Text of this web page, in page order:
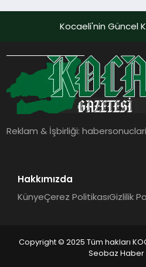
sayesinde
verimli hale
verimliliğini
alanlarında
Kocaeli'nin Güncel
Reklam & İşbirliği:
Hakkımızda
KünyeÇerez PolitikasıGizlilik
Copyright © 2025 Tüm hakları
Seobaz Haber